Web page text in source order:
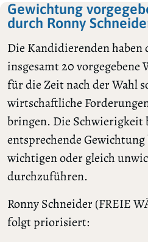
Gewichtung
durch Ronny
Die Kandidierenden
insgesamt 20 vorgegebene
für die Zeit nach der Wahl
wirtschaftliche
bringen. Die Schwierigkeit
entsprechende
wichtigen oder gleich
durchzuführen.
Ronny Schneider (FREIE
folgt priorisiert: